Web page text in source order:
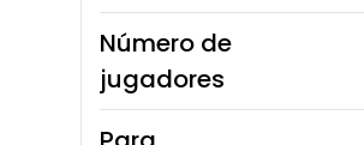
Intermedio
Número de
jugadores